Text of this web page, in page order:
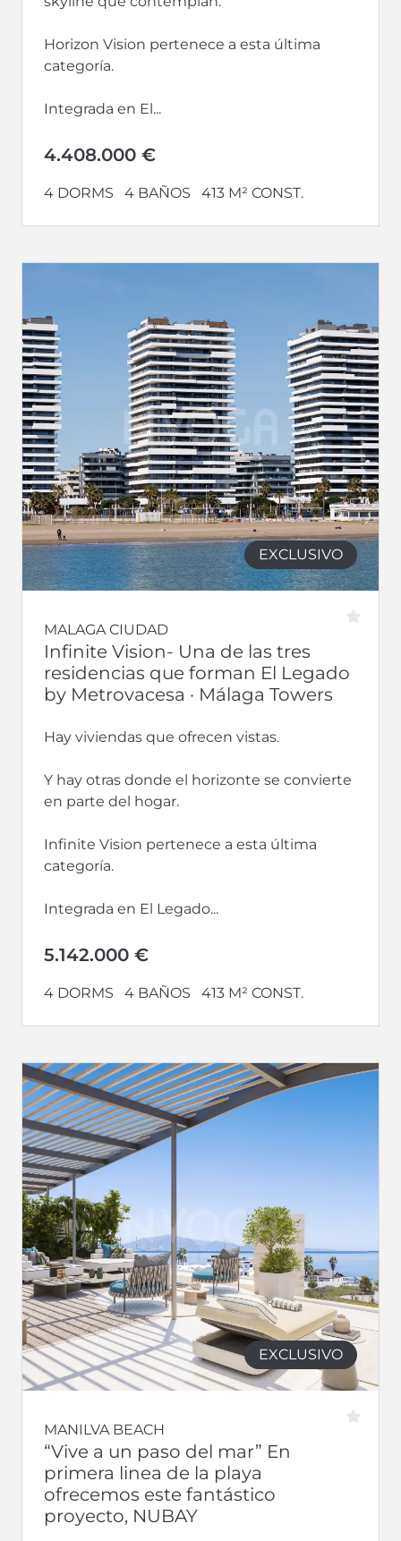
Horizon Vision pertenece a esta última
categoría.
Integrada en El...
4.408.000 €
4 DORMS 4 BAÑOS 413 M² CONST.
EXCLUSIVO
MALAGA CIUDAD
Infinite Vision- Una de las tres
residencias que forman El Legado
by Metrovacesa · Málaga Towers
Hay viviendas que ofrecen vistas.
Y hay otras donde el horizonte se convierte
en parte del hogar.
Infinite Vision pertenece a esta última
categoría.
Integrada en El Legado...
5.142.000 €
4 DORMS 4 BAÑOS 413 M² CONST.
EXCLUSIVO
MANILVA BEACH
“Vive a un paso del mar” En
primera linea de la playa
ofrecemos este fantástico
proyecto, NUBAY